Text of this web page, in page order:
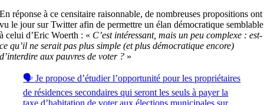
En réponse à ce censitaire raisonnable, de nombreuses propositions ont
vu le jour sur Twitter afin de permettre un élan démocratique semblable
à celui d’Eric Woerth : « C’est intéressant, mais un peu complexe : est-
ce qu’il ne serait pas plus simple (et plus démocratique encore)
d’interdire aux pauvres de voter ? »
🗣 Je propose d’étudier l’opportunité pour les propriétaires
de résidences secondaires qui seront les seuls à payer la